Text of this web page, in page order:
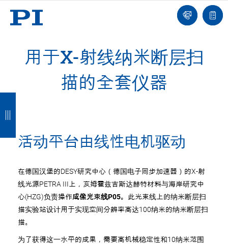
联
系
报
价
们
用于X-射线纳米断层扫
描的全套仪器
活动平台由线性电机驱动
在德国汉堡的DESY研究中心（德国电子同步加速器）的X-射
线光源PETRA III上，亥姆霍兹吉斯达赫特材料与海岸研究中
心(HZG)负责操作成像光束线P05。
此光束线上的纳米断层扫
描实验站设计用于实现空间分辨率高达100纳米的纳米断层扫
描。
为了获得这一水平的成果，需要高机械稳定性和10纳米范围